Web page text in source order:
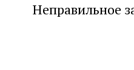
Неправильное